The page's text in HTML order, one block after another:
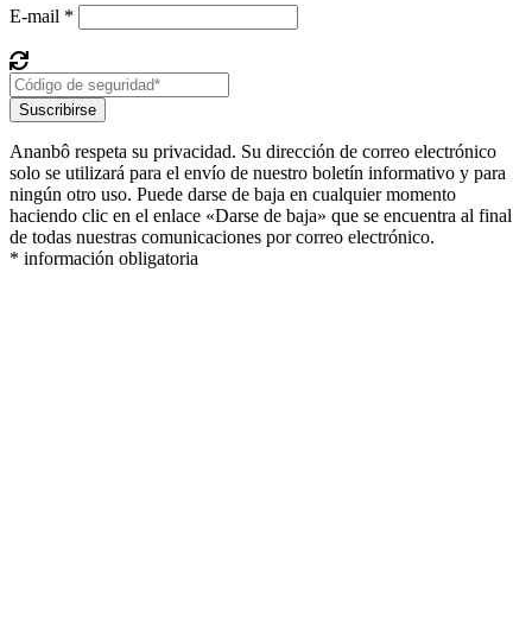
E-mail *
Suscribirse
Ananbô respeta su privacidad. Su dirección de correo electrónico
solo se utilizará para el envío de nuestro boletín informativo y para
ningún otro uso. Puede darse de baja en cualquier momento
haciendo clic en el enlace «Darse de baja» que se encuentra al final
de todas nuestras comunicaciones por correo electrónico.
* información obligatoria